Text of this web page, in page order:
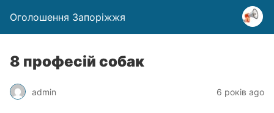
Оголошення Запоріжжя
8 професій собак
admin 6 років ago